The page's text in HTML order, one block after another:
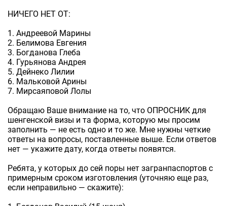
НИЧЕГО НЕТ ОТ:
1. Андреевой Марины
2. Белимова Евгения
3. Богданова Глеба
4. Гурьянова Андрея
5. Дейнеко Лилии
6. Мальковой Арины
7. Мирсаяповой Лолы
Обращаю Ваше внимание на то, что ОПРОСНИК для
шенгенской визы и та форма, которую мы просим
заполнить — не есть одно и то же. Мне нужны четкие
ответы на вопросы, поставленные выше. Если ответов
нет — укажите дату, когда ответы появятся.
Ребята, у которых до сей поры нет загранпаспортов с
примерным сроком изготовления (уточняю еще раз,
если неправильно — скажите):